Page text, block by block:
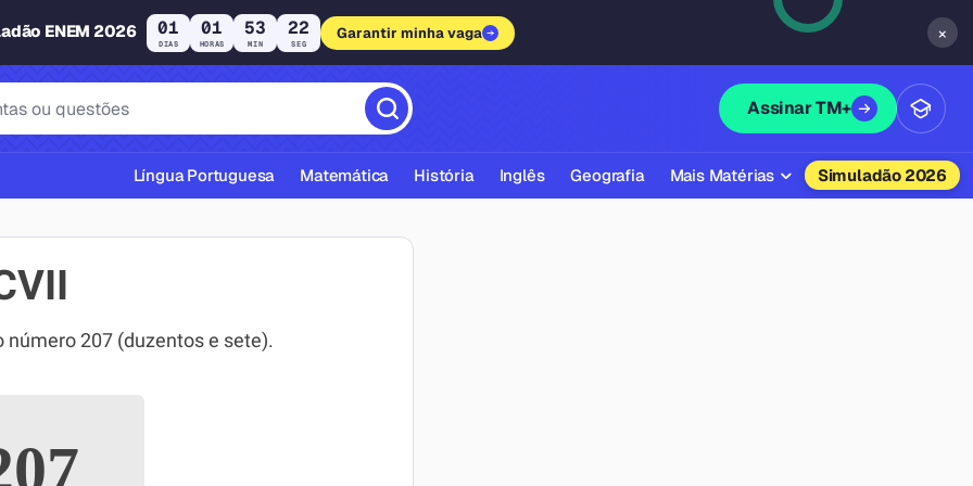
ENEM 2026 01
DIAS
01
HORAS
53
MIN
21
SEG
Garantir minha vaga ×
Assinar TM+
ABNT
Língua Portuguesa Matemática História Inglês Geografia Mais Matérias Simuladão 2026
número 207 (duzentos e sete).